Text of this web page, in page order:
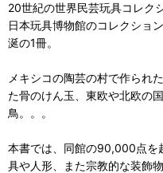
20世紀の世界民芸玩具コレク
日本玩具博物館のコレクショ
涎の1冊。
メキシコの陶芸の村で作られ
た骨のけん玉、東欧や北欧の
鳥。。。
本書では、同館の90,000点を
具や人形、また宗教的な装飾